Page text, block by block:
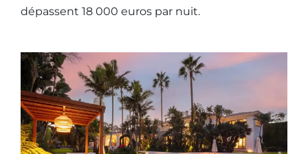
dépassent 18 000 euros par nuit.